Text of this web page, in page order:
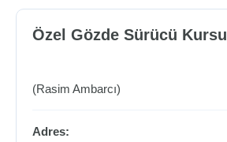
Özel Gözde Sürücü Kursu
(Rasim Ambarcı)
Adres: